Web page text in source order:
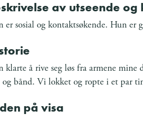
av utseende og
er sosial og kontaktsøkende. Hun
klarte å rive seg løs fra armene
og bånd. Vi lokket og ropte i et par
på visa